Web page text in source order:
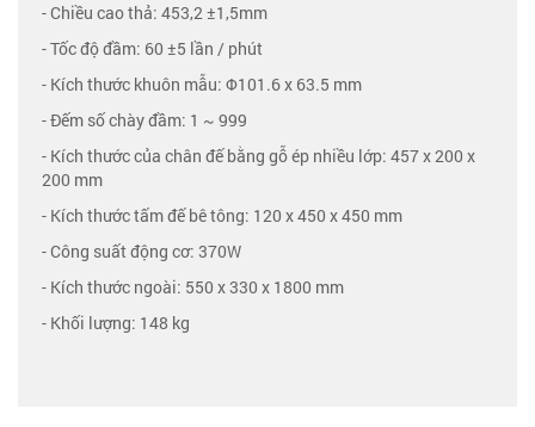
- Chiều cao thả: 453,2 ±1,5mm
- Tốc độ đầm: 60 ±5 lần / phút
- Kích thước khuôn mẫu: Φ101.6 x 63.5 mm
- Đếm số chày đầm: 1 ~ 999
- Kích thước của chân đế bằng gỗ ép nhiều lớp: 457 x 200 x
200 mm
- Kích thước tấm đế bê tông: 120 x 450 x 450 mm
- Công suất động cơ: 370W
- Kích thước ngoài: 550 x 330 x 1800 mm
- Khối lượng: 148 kg